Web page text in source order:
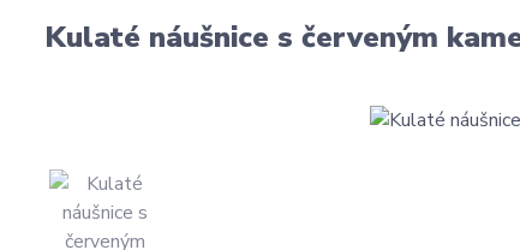
Kulaté náušnice s červeným